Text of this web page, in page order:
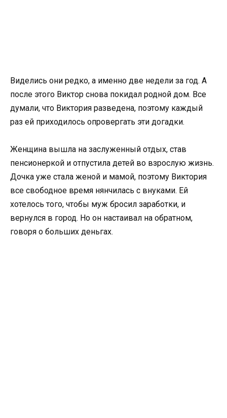
Виделись они редко, а именно две недели за год. А
после этого Виктор снова покидал родной дом. Все
думали, что Виктория разведена, поэтому каждый
раз ей приходилось опровергать эти догадки.
Женщина вышла на заслуженный отдых, став
пенсионеркой и отпустила детей во взрослую жизнь.
Дочка уже стала женой и мамой, поэтому Виктория
все свободное время нянчилась с внуками. Ей
хотелось того, чтобы муж бросил заработки, и
вернулся в город. Но он настаивал на обратном,
говоря о больших деньгах.